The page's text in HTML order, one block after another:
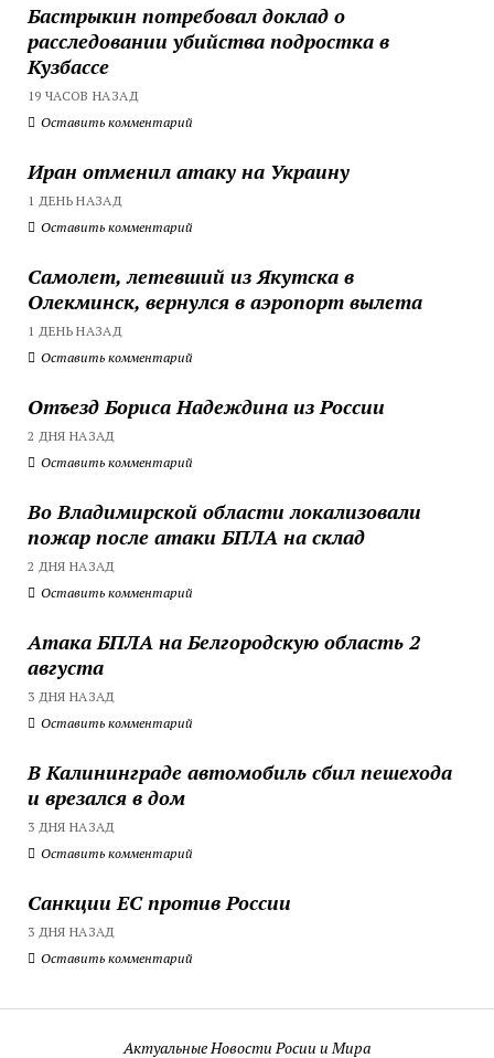
Бастрыкин потребовал доклад о
расследовании убийства подростка в
Кузбассе
19 ЧАСОВ НАЗАД
Оставить комментарий
Иран отменил атаку на Украину
1 ДЕНЬ НАЗАД
Оставить комментарий
Самолет, летевший из Якутска в
Олекминск, вернулся в аэропорт вылета
1 ДЕНЬ НАЗАД
Оставить комментарий
Отъезд Бориса Надеждина из России
2 ДНЯ НАЗАД
Оставить комментарий
Во Владимирской области локализовали
пожар после атаки БПЛА на склад
2 ДНЯ НАЗАД
Оставить комментарий
Атака БПЛА на Белгородскую область 2
августа
3 ДНЯ НАЗАД
Оставить комментарий
В Калининграде автомобиль сбил пешехода
и врезался в дом
3 ДНЯ НАЗАД
Оставить комментарий
Санкции ЕС против России
3 ДНЯ НАЗАД
Оставить комментарий
Актуальные Новости Росии и Мира